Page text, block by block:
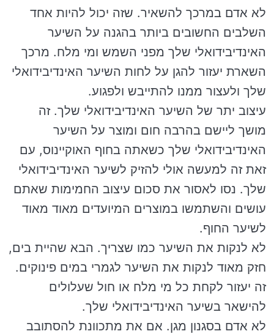
לא אדם במרכך להשאיר. שזה יכול להיות אחד
השלבים החשובים ביותר בהגנה על השיער
האינדיבידואלי שלך מפני השמש ומי מלח. מרכך
השארת יעזור להגן על לחות השיער האינדיבידואלי
שלך ולעצור ממנו להתייבש ולפגוע.
עיצוב יתר של השיער האינדיבידואלי שלך. זה
מושך ליישם בהרבה חום ומוצר על השיער
האינדיבידואלי שלך כשאתה בחוף האוקיינוס, עם
זאת זה למעשה אולי להזיק לשיער האינדיבידואלי
שלך. נסו לאסור את סכום עיצוב החמימות שאתם
עושים והשתמשו במוצרים המיועדים מאוד מאוד
לשיער החוף.
לא לנקות את השיער כמו שצריך. הבא שהיית בים,
חזק מאוד לנקות את השיער לגמרי במים פינוקים.
זה יעזור לקחת כל מי מלח או חול שעלולים
להישאר בשיער האינדיבידואלי שלך.
לא אדם בסגנון מגן. אם את מתכוונת להסתובב